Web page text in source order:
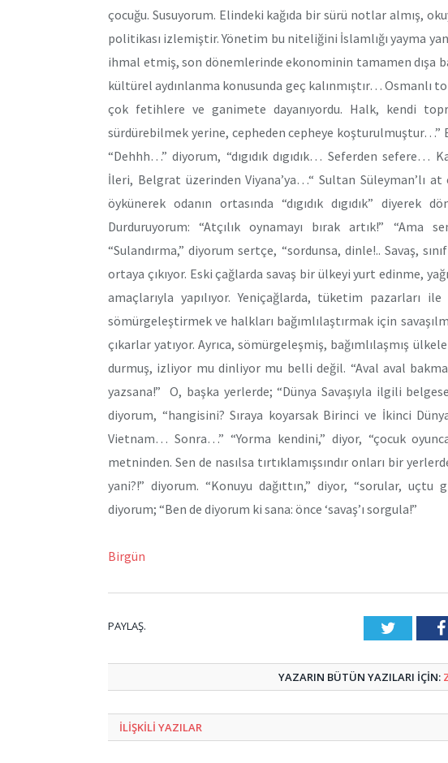
çocuğu. Susuyorum. Elindeki kağıda bir sürü notlar almış,
politikası izlemiştir. Yönetim bu niteliğini İslamlığı yayma
ihmal etmiş, son dönemlerinde ekonominin tamamen dışa
kültürel aydınlanma konusunda geç kalınmıştır… Osmanlı
çok fetihlere ve ganimete dayanıyordu. Halk, kendi
sürdürebilmek yerine, cepheden cepheye koşturulmuştur…”
“Dehhh…” diyorum, “dıgıdık dıgıdık… Seferden sefere…
İleri, Belgrat üzerinden Viyana’ya…“ Sultan Süleyman’lı
öykünerek odanın ortasında “dıgıdık dıgıdık” diyerek
Durduruyorum: “Atçılık oynamayı bırak artık!” “Ama
“Sulandırma,” diyorum sertçe, “sordunsa, dinle!.. Savaş,
ortaya çıkıyor. Eski çağlarda savaş bir ülkeyi yurt edinme,
amaçlarıyla yapılıyor. Yeniçağlarda, tüketim pazarları
sömürgeleştirmek ve halkları bağımlılaştırmak için
çıkarlar yatıyor. Ayrıca, sömürgeleşmiş, bağımlılaşmış
durmuş, izliyor mu dinliyor mu belli değil. “Aval aval bakma
yazsana!” O, başka yerlerde; “Dünya Savaşıyla ilgili
diyorum, “hangisini? Sıraya koyarsak Birinci ve İkinci
Vietnam… Sonra…” “Yorma kendini,” diyor, “çocuk
metninden. Sen de nasılsa tırtıklamışsındır onları bir
yani?!” diyorum. “Konuyu dağıttın,” diyor, “sorular, uçtu
diyorum; “Ben de diyorum ki sana: önce ‘savaş’ı sorgula!”
Birgün
PAYLAŞ. Twitter
YAZARIN BÜTÜN YAZILARI IÇIN:
ILIŞKILI YAZILAR